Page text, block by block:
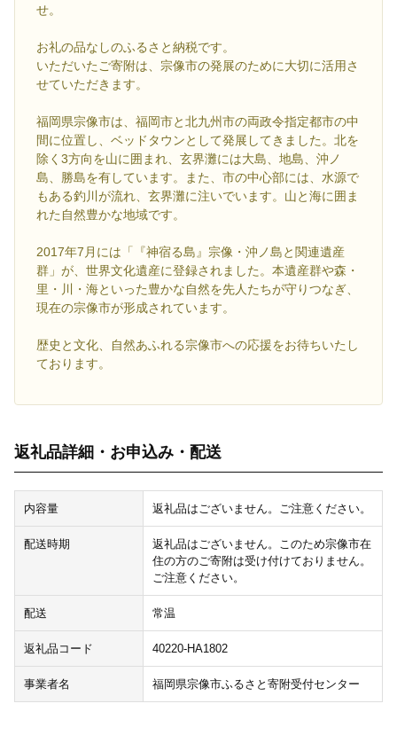
せ。
お礼の品なしのふるさと納税です。
いただいたご寄附は、宗像市の発展のために大切に活用さ
せていただきます。
福岡県宗像市は、福岡市と北九州市の両政令指定都市の中
間に位置し、ベッドタウンとして発展してきました。北を
除く3方向を山に囲まれ、玄界灘には大島、地島、沖ノ
島、勝島を有しています。また、市の中心部には、水源で
もある釣川が流れ、玄界灘に注いでいます。山と海に囲ま
れた自然豊かな地域です。
2017年7月には「『神宿る島』宗像・沖ノ島と関連遺産
群」が、世界文化遺産に登録されました。本遺産群や森・
里・川・海といった豊かな自然を先人たちが守りつなぎ、
現在の宗像市が形成されています。
歴史と文化、自然あふれる宗像市への応援をお待ちいたし
ております。
返礼品詳細・お申込み・配送
内容量 返礼品はございません。ご注意ください。
配送時期
返礼品はございません。このため宗像市在
住の方のご寄附は受け付けておりません。
ご注意ください。
配送 常温
返礼品コード 40220-HA1802
事業者名 福岡県宗像市ふるさと寄附受付センター